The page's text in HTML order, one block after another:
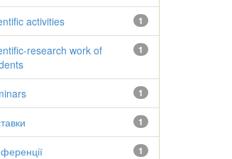
1
activities
1
research work of
1
1
1